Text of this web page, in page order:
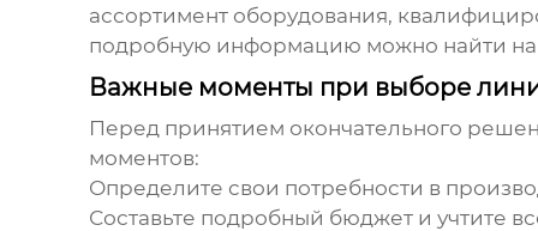
ассортимент оборудования,
подробную информацию можно найти на
Важные моменты при выборе
Перед принятием окончательного
моментов:
Определите свои потребности в
Составьте подробный бюджет и учтите